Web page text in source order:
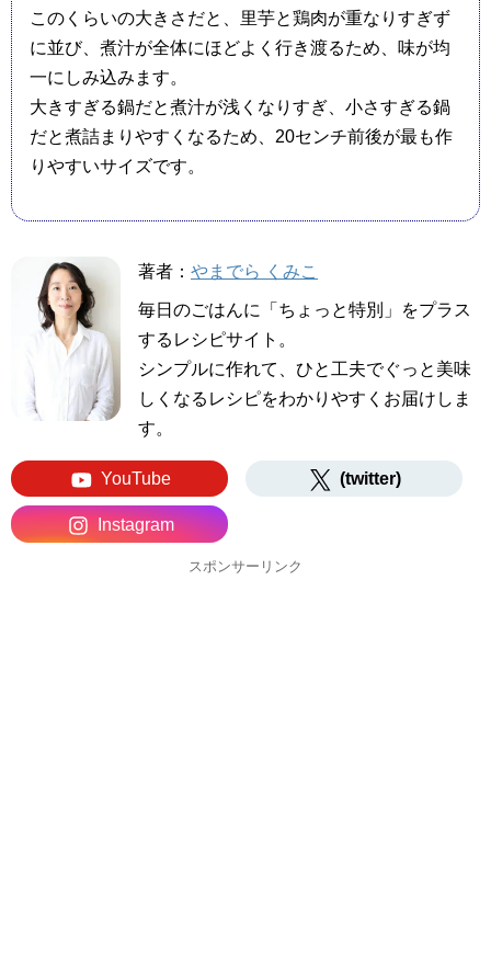
このくらいの大きさだと、里芋と鶏肉が重なりすぎず
に並び、煮汁が全体にほどよく行き渡るため、味が均
一にしみ込みます。
大きすぎる鍋だと煮汁が浅くなりすぎ、小さすぎる鍋
だと煮詰まりやすくなるため、20センチ前後が最も作
りやすいサイズです。
著者： やまでら くみこ
毎日のごはんに「ちょっと特別」をプラス
するレシピサイト。
シンプルに作れて、ひと工夫でぐっと美味
しくなるレシピをわかりやすくお届けしま
す。
YouTube (twitter)
Instagram
スポンサーリンク